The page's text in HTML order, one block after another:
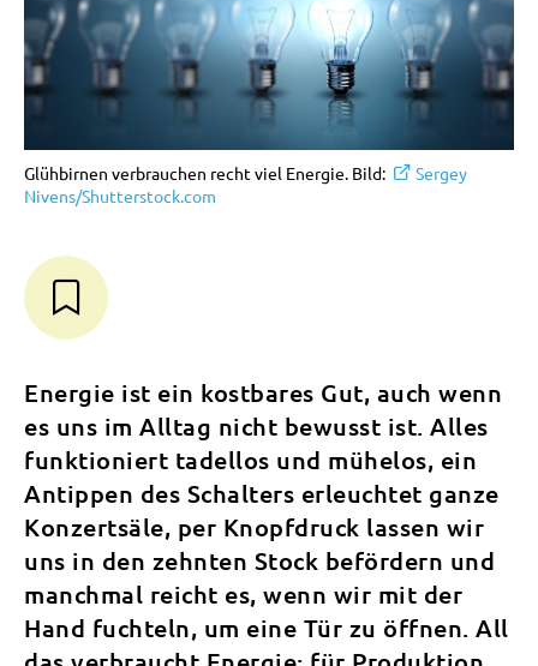
Glühbirnen verbrauchen recht viel Energie. Bild:
Sergey
Nivens/Shutterstock.com
Energie ist ein kostbares Gut, auch wenn
es uns im Alltag nicht bewusst ist. Alles
funktioniert tadellos und mühelos, ein
Antippen des Schalters erleuchtet ganze
Konzertsäle, per Knopfdruck lassen wir
uns in den zehnten Stock befördern und
manchmal reicht es, wenn wir mit der
Hand fuchteln, um eine Tür zu öffnen. All